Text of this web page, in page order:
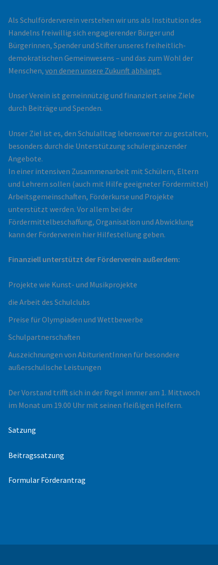
Als Schulförderverein verstehen wir uns als Institution des
Handelns freiwillig sich engagierender Bürger und
Bürgerinnen, Spender und Stifter unseres freiheitlich-
demokratischen Gemeinwesens – und das zum Wohl der
Menschen, von denen unsere Zukunft abhängt.
Unser Verein ist gemeinnützig und finanziert seine Ziele
durch Beiträge und Spenden.
Unser Ziel ist es, den Schulalltag lebenswerter zu gestalten,
besonders durch die Unterstützung schulergänzender
Angebote.
In einer intensiven Zusammenarbeit mit Schülern, Eltern
und Lehrern sollen (auch mit Hilfe geeigneter Fördermittel)
Arbeitsgemeinschaften, Förderkurse und Projekte
unterstützt werden. Vor allem bei der
Fördermittelbeschaffung, Organisation und Abwicklung
kann der Förderverein hier Hilfestellung geben.
Finanziell unterstützt der Förderverein außerdem:
Projekte wie Kunst- und Musikprojekte
die Arbeit des Schulclubs
Preise für Olympiaden und Wettbewerbe
Schulpartnerschaften
Auszeichnungen von AbiturientInnen für besondere
außerschulische Leistungen
Der Vorstand trifft sich in der Regel immer am 1. Mittwoch
im Monat um 19.00 Uhr mit seinen fleißigen Helfern.
Satzung
Beitragssatzung
Formular Förderantrag